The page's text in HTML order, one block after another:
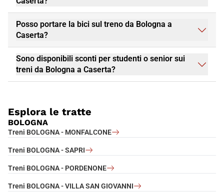
Posso portare la bici sul treno da Bologna a
Caserta?
Sono disponibili sconti per studenti o senior sui
treni da Bologna a Caserta?
Esplora le tratte
BOLOGNA
Treni BOLOGNA - MONFALCONE
Treni BOLOGNA - SAPRI
Treni BOLOGNA - PORDENONE
Treni BOLOGNA - VILLA SAN GIOVANNI